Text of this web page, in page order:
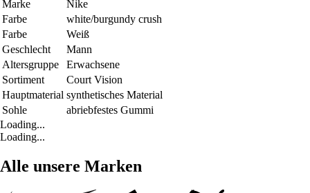
Marke
Nike
Farbe
white/burgundy crush
Farbe
Weiß
Geschlecht
Mann
Altersgruppe
Erwachsene
Sortiment
Court Vision
Hauptmaterial synthetisches Material
Sohle
abriebfestes Gummi
Loading...
Loading...
Alle unsere Marken